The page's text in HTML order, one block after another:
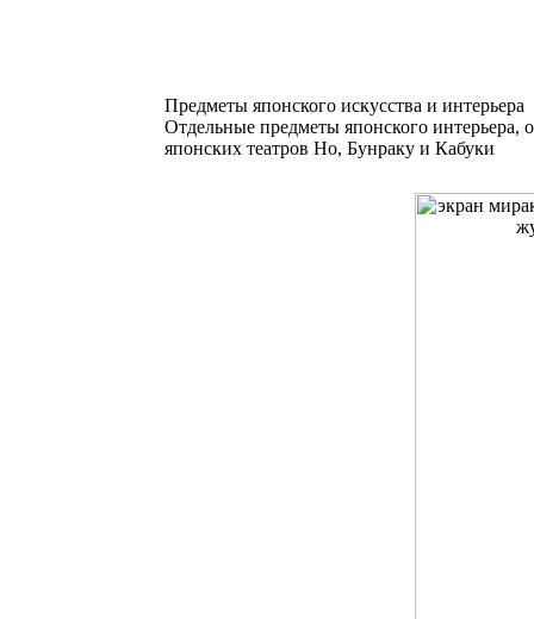
Предметы японского искусства и интерьера
Отдельные предметы японского
японских театров Но, Бунраку и Кабуки